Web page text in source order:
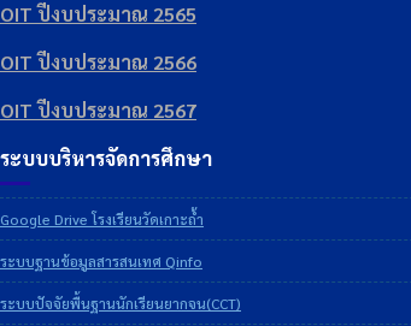
OIT ปีงบประมาณ 2565
OIT ปีงบประมาณ 2566
OIT ปีงบประมาณ 2567
ระบบบริหารจัดการศึกษา
Google Drive โรงเรียนวัดเกาะถ้ำ
ระบบฐานข้อมูลสารสนเทศ Qinfo
ระบบปัจจัยพื้นฐานนักเรียนยากจน(CCT)